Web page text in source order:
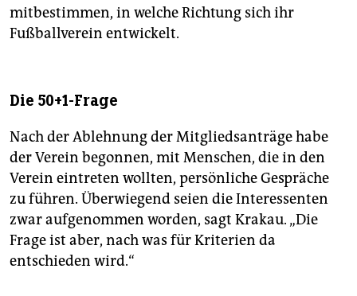
mitbestimmen, in welche Richtung sich ihr
Fußballverein entwickelt.
Die 50+1-Frage
Nach der Ablehnung der Mitgliedsanträge habe
der Verein begonnen, mit Menschen, die in den
Verein eintreten wollten, persönliche Gespräche
zu führen. Überwiegend seien die Interessenten
zwar aufgenommen worden, sagt Krakau. „Die
Frage ist aber, nach was für Kriterien da
entschieden wird.“